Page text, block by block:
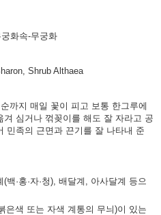
화속-무궁화
Shrub Althaea
까지 매일 꽃이 피고 보통 한그루에
심거나 꺾꽂이를 해도 잘 자라고 공
민족의 근면과 끈기를 잘 나타내 준
·홍·자·청), 배달계, 아사달계 등으
은색 또는 자색 계통의 무늬)이 있는